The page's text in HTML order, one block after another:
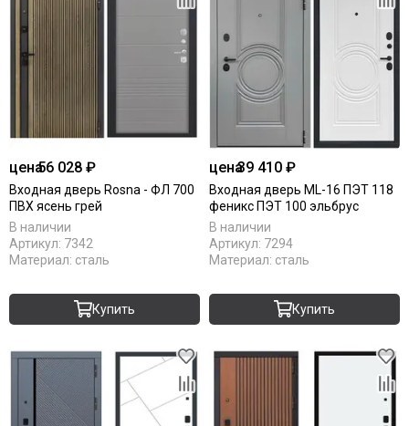
цена56 028 ₽
Входная дверь Rosna - ФЛ 700
ПВХ ясень грей
В наличии
Артикул: 7342
Материал: сталь
Купить
цена39 410 ₽
Входная дверь ML-16 ПЭТ 118
феникс ПЭТ 100 эльбрус
В наличии
Артикул: 7294
Материал: сталь
Купить